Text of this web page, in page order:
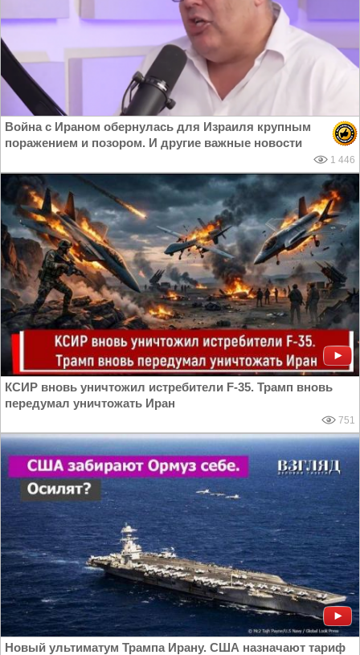
Война с Ираном обернулась для Израиля крупным
поражением и позором. И другие важные новости
1 446
КСИР вновь уничтожил истребители F-35. Трамп вновь
передумал уничтожать Иран
751
Новый ультиматум Трампа Ирану. США назначают тариф